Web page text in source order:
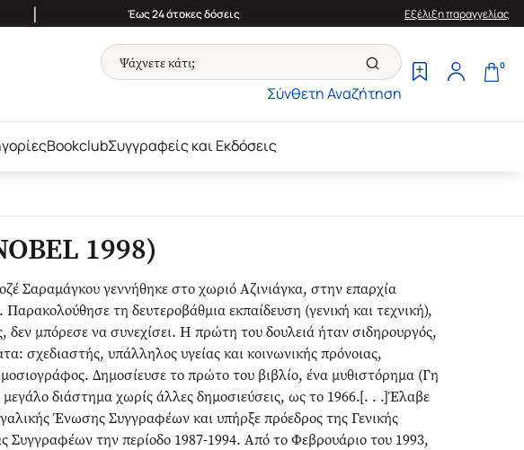
| Έως 24 άτοκες δόσεις Εξέλιξη παραγγελίας
Σύνθετη Αναζήτηση
0
BookclubΣυγγραφείς και Εκδόσεις
1998)
Σαραμάγκου γεννήθηκε στο χωριό Αζινιάγκα, στην επαρχία
τη δευτεροβάθμια εκπαίδευση (γενική και τεχνική),
δεν μπόρεσε να συνεχίσει. Η πρώτη του δουλειά ήταν σιδηρουργός,
σχεδιαστής, υπάλληλος υγείας και κοινωνικής πρόνοιας,
Δημοσίευσε το πρώτο του βιβλίο, ένα μυθιστόρημα (Γη
διάστημα χωρίς άλλες δημοσιεύσεις, ως το 1966.[. . .]Έλαβε
Ένωσης Συγγραφέων και υπήρξε πρόεδρος της Γενικής
Συγγραφέων την περίοδο 1987-1994. Από το Φεβρουάριο του 1993,